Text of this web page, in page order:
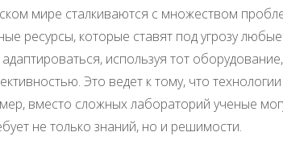
мире сталкиваются с множеством
ресурсы, которые ставят под угрозу
используя тот
Это ведет к тому, что
вместо сложных лабораторий ученые
не только знаний, но и решимости.